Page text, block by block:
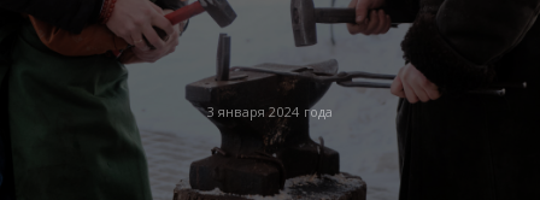
3 января 2024 года